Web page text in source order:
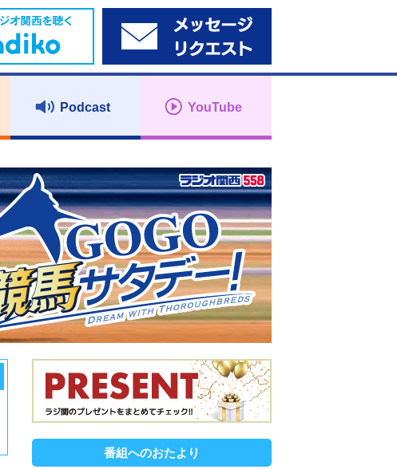
Podcast YouTube
番組へのおたより